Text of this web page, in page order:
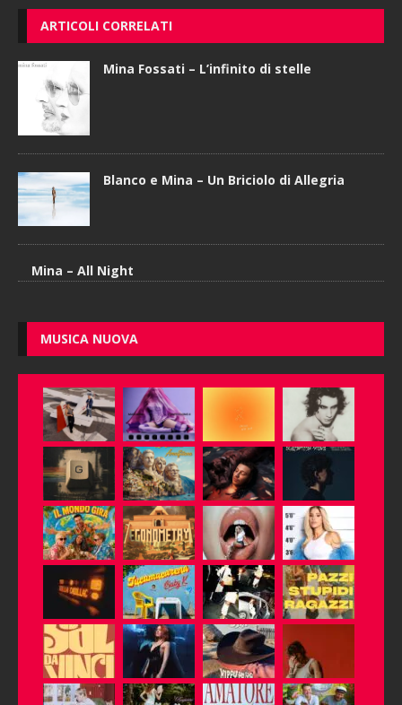
ARTICOLI CORRELATI
Mina Fossati – L’infinito di stelle
Blanco e Mina – Un Briciolo di Allegria
Mina – All Night
MUSICA NUOVA